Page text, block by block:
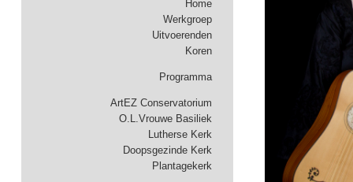
Home
Werkgroep
Uitvoerenden
Koren
Programma
ArtEZ Conservatorium
O.L.Vrouwe Basiliek
Lutherse Kerk
Doopsgezinde Kerk
Plantagekerk